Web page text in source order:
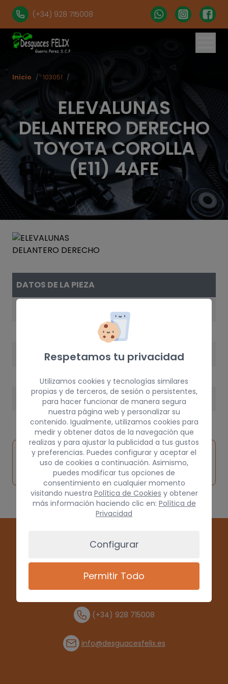
(+34) 928 715008
ELEVALUNAS
DELANTERO DERECHO
TOYOTA COROLLA
(E11) 4AFE
Inicio / 103051 /
DATOS DE LA PIEZA
PESO
Inspeccionar
vehículo de
Solicitar
pieza
Consultar
por
(+34) 928 715008
info@desguacesfelix.es
Respetamos tu privacidad
Utilizamos cookies y tecnologías similares
propias y de terceros, de sesión o persistentes,
para hacer funcionar de manera segura
nuestra página web y personalizar su
contenido. Igualmente, utilizamos cookies para
medir y obtener datos de la navegación que
realizas y para ajustar la publicidad a tus gustos
y preferencias. Puedes configurar y aceptar el
uso de cookies a continuación. Asimismo,
puedes modificar tus opciones de
consentimiento en cualquier momento
visitando nuestra Política de Cookies y obtener
más información haciendo clic en: Política de
Privacidad
Configurar
Permitir Todo